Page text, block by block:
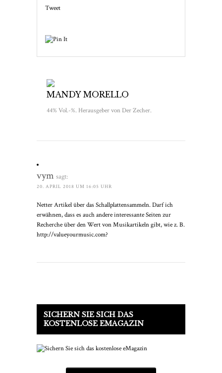
Tweet
MANDY MORELLO
44% Vol.-%. Herausgeber von Der Zecher.
vym sagt:
20. APRIL 2018 UM 16:05 UHR
Netter Artikel über das Schallplattensammeln. Darf ich
erwähnen, dass es auch andere interessante Seiten zur
Recherche über den Wert von Musikartikeln gibt, wie z. B.
http://valueyourmusic.com?
SICHERN SIE SICH DAS
KOSTENLOSE EMAGAZIN